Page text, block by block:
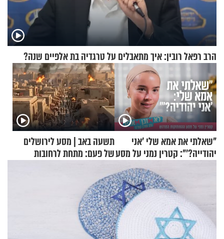
הרב רפאל רובין: איך מתאבלים על טרגדיה בת אלפיים שנה?
"שאלתי את אמא שלי 'אני
יהודייה?'": קטרין נמני על מסע
תשעה באב | מסע לירושלים
של פעם: מתחת לרחובות